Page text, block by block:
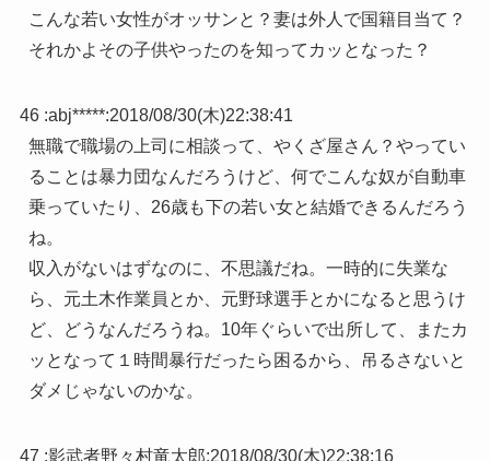
こんな若い女性がオッサンと？妻は外人で国籍目当て？
それかよその子供やったのを知ってカッとなった？
46 :abj*****:2018/08/30(木)22:38:41
無職で職場の上司に相談って、やくざ屋さん？やってい
ることは暴力団なんだろうけど、何でこんな奴が自動車
乗っていたり、26歳も下の若い女と結婚できるんだろう
ね。
収入がないはずなのに、不思議だね。一時的に失業な
ら、元土木作業員とか、元野球選手とかになると思うけ
ど、どうなんだろうね。10年ぐらいで出所して、またカ
ッとなって１時間暴行だったら困るから、吊るさないと
ダメじゃないのかな。
47 :影武者野々村竜太郎:2018/08/30(木)22:38:16